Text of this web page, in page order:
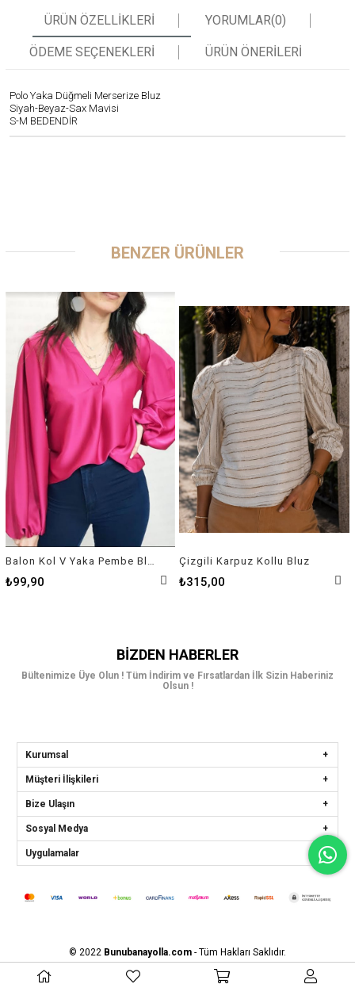
ÜRÜN ÖZELLIKLERI YORUMLAR(0)
ÖDEME SEÇENEKLERI ÜRÜN ÖNERILERI
Polo Yaka Düğmeli Merserize Bluz
Siyah-Beyaz-Sax Mavisi
S-M BEDENDİR
BENZER ÜRÜNLER
₺99,90
Çizgili Karpuz Kollu Bluz
₺315,00
BIZDEN HABERLER
Bültenimize Üye Olun ! Tüm İndirim ve Fırsatlardan İlk Sizin Haberiniz
Olsun !
Kurumsal
Müşteri İlişkileri
Bize Ulaşın
Sosyal Medya
Uygulamalar
© 2022 Bunubanayolla.com- Tüm Hakları Saklıdır.